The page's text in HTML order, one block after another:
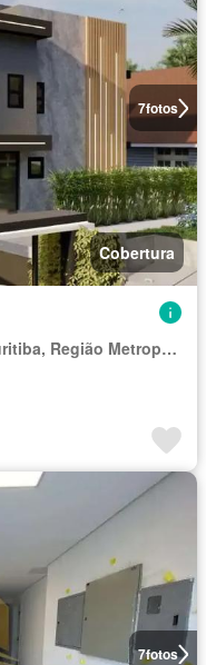
7fotos
Cobertura
Região Geográfica Imediata de Curitiba, Região Metropolitana de Curitiba
7fotos